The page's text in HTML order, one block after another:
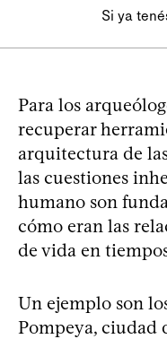
Si ya
Para los
recuperar
arquitectura de
las cuestiones
humano son
cómo eran las
de vida en
Un ejemplo son
Pompeya, ciudad